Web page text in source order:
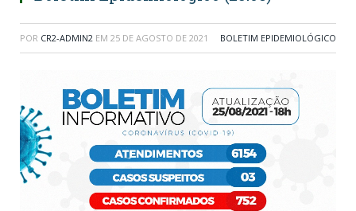
POR CR2-ADMIN2 EM 25 DE AGOSTO DE 2021 BOLETIM EPIDEMIOLÓGICO